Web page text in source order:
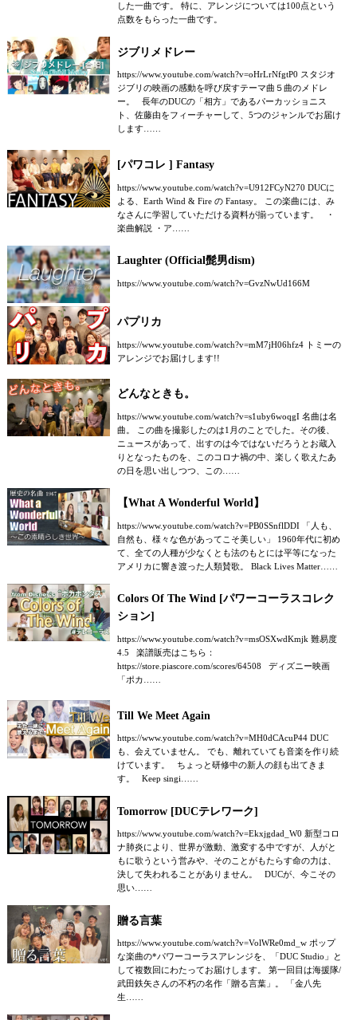
した一曲です。 特に、アレンジについては100点という
点数をもらった一曲です。
ジブリメドレー
https://www.youtube.com/watch?v=oHrLrNfgtP0 スタジオ
ジブリの映画の感動を呼び戻すテーマ曲５曲のメドレ
ー。 長年のDUCの「相方」であるパーカッショニス
ト、佐藤由をフィーチャーして、5つのジャンルでお届け
します……
[パワコレ ] Fantasy
https://www.youtube.com/watch?v=U912FCyN270 DUCに
よる、Earth Wind & Fire の Fantasy。 この楽曲には、み
なさんに学習していただける資料が揃っています。 ・
楽曲解説 ・ア……
Laughter (Official髭男dism)
https://www.youtube.com/watch?v=GvzNwUd166M
パプリカ
https://www.youtube.com/watch?v=mM7jH06hfz4 トミーの
アレンジでお届けします!!
どんなときも。
https://www.youtube.com/watch?v=s1uby6woqgI 名曲は名
曲。 この曲を撮影したのは1月のことでした。その後、
ニュースがあって、出すのは今ではないだろうとお蔵入
りとなったものを、このコロナ禍の中、楽しく歌えたあ
の日を思い出しつつ、この……
【What A Wonderful World】
https://www.youtube.com/watch?v=PB0SSnflDDI 「人も、
自然も、様々な色があってこそ美しい」 1960年代に初め
て、全ての人種が少なくとも法のもとには平等になった
アメリカに響き渡った人類賛歌。 Black Lives Matter……
Colors Of The Wind [パワーコーラスコレク
ション]
https://www.youtube.com/watch?v=msOSXwdKmjk 難易度
4.5 楽譜販売はこちら：
https://store.piascore.com/scores/64508 ディズニー映画
「ポカ……
Till We Meet Again
https://www.youtube.com/watch?v=MH0dCAcuP44 DUC
も、会えていません。 でも、離れていても音楽を作り続
けています。 ちょっと研修中の新人の顔も出てきま
す。 Keep singi……
Tomorrow [DUCテレワーク]
https://www.youtube.com/watch?v=Ekxjgdad_W0 新型コロ
ナ肺炎により、世界が激動、激変する中ですが、人がと
もに歌うという営みや、そのことがもたらす命の力は、
決して失われることがありません。 DUCが、今こその
思い……
贈る言葉
https://www.youtube.com/watch?v=VolWRe0md_w ポップ
な楽曲の*パワーコーラスアレンジを、「DUC Studio」と
して複数回にわたってお届けします。 第一回目は海援隊/
武田鉄矢さんの不朽の名作「贈る言葉」。 「金八先
生……